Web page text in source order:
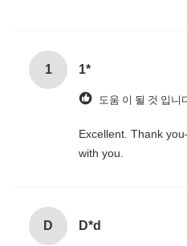
1 1*
도움 이 될 것 입니
Excellent. Thank
with you.
D D*d